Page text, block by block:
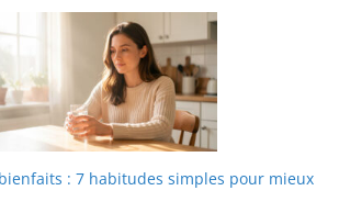
: 7 habitudes simples pour mieux